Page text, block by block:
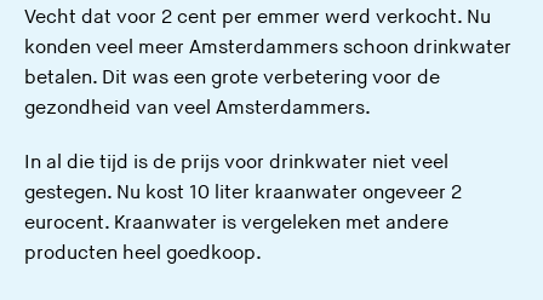
Vecht dat voor 2 cent per emmer werd verkocht. Nu
konden veel meer Amsterdammers schoon drinkwater
betalen. Dit was een grote verbetering voor de
gezondheid van veel Amsterdammers.
In al die tijd is de prijs voor drinkwater niet veel
gestegen. Nu kost 10 liter kraanwater ongeveer 2
eurocent. Kraanwater is vergeleken met andere
producten heel goedkoop.